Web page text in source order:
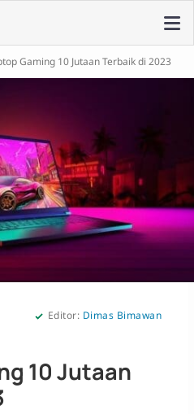
Gaming 10 Jutaan Terbaik di 2023
Editor: Dimas Bimawan
10 Jutaan